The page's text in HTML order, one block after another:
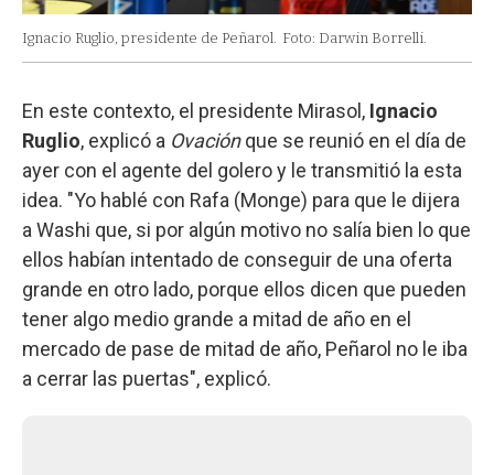
Ignacio Ruglio, presidente de Peñarol. Foto: Darwin Borrelli.
En este contexto, el presidente Mirasol, Ignacio
Ruglio, explicó a Ovaciónque se reunió en el día de
ayer con el agente del golero y le transmitió la esta
idea. "Yo hablé con Rafa (Monge) para que le dijera
a Washi que, si por algún motivo no salía bien lo que
ellos habían intentado de conseguir de una oferta
grande en otro lado, porque ellos dicen que pueden
tener algo medio grande a mitad de año en el
mercado de pase de mitad de año, Peñarol no le iba
a cerrar las puertas", explicó.